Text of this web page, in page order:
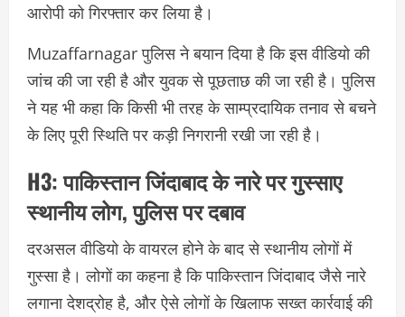
आरोपी को गिरफ्तार कर लिया है।
Muzaffarnagar पुलिस ने बयान दिया है कि इस वीडियो की
जांच की जा रही है और युवक से पूछताछ की जा रही है। पुलिस
ने यह भी कहा कि किसी भी तरह के साम्प्रदायिक तनाव से बचने
के लिए पूरी स्थिति पर कड़ी निगरानी रखी जा रही है।
H3: पाकिस्तान जिंदाबाद के नारे पर गुस्साए
स्थानीय लोग, पुलिस पर दबाव
दरअसल वीडियो के वायरल होने के बाद से स्थानीय लोगों में
गुस्सा है। लोगों का कहना है कि पाकिस्तान जिंदाबाद जैसे नारे
लगाना देशद्रोह है, और ऐसे लोगों के खिलाफ सख्त कार्रवाई की